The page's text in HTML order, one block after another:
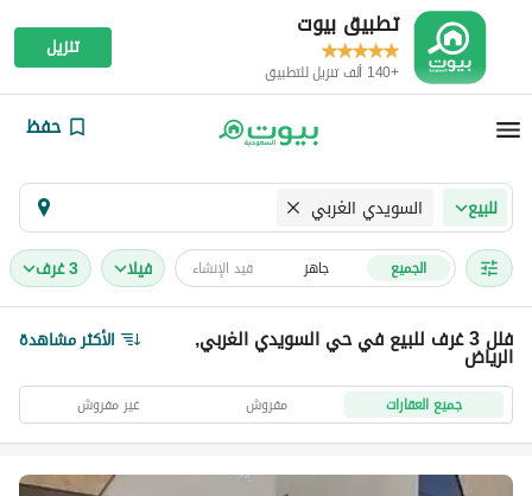
تطبيق بيوت
+140 ألف تنزيل للتطبيق
تنزيل
حفظ
للبيع السويدي الغربي
الجميع جاهز قيد الإنشاء فیلا 3 غرف
فلل 3 غرف للبيع في حي السويدي الغربي,الرياض الأكثر مشاهدة
جميع العقارات مفروش غير مفروش